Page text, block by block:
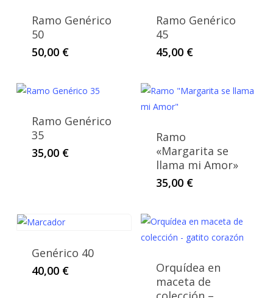
Ramo Genérico
50
50,00 €
Ramo Genérico
45
45,00 €
Ramo Genérico
35
35,00 €
Ramo
«Margarita se
llama mi Amor»
35,00 €
Genérico 40
40,00 €
Orquídea en
maceta de